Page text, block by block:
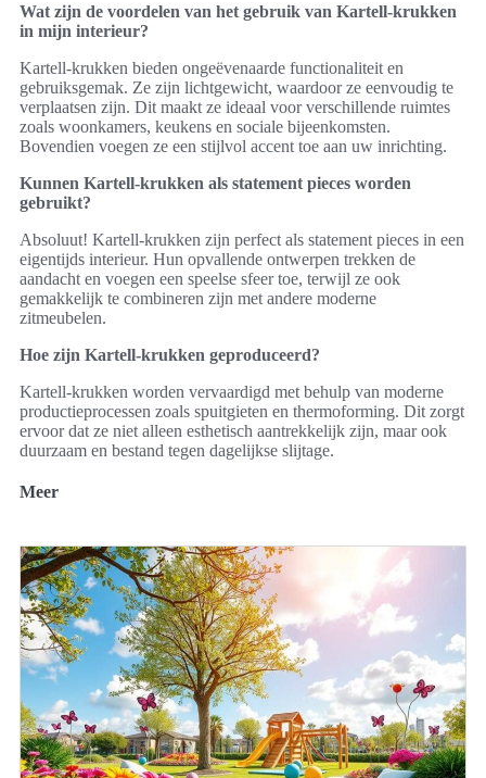
Wat zijn de voordelen van het gebruik van Kartell-krukken
in mijn interieur?
Kartell-krukken bieden ongeëvenaarde functionaliteit en
gebruiksgemak. Ze zijn lichtgewicht, waardoor ze eenvoudig te
verplaatsen zijn. Dit maakt ze ideaal voor verschillende ruimtes
zoals woonkamers, keukens en sociale bijeenkomsten.
Bovendien voegen ze een stijlvol accent toe aan uw inrichting.
Kunnen Kartell-krukken als statement pieces worden
gebruikt?
Absoluut! Kartell-krukken zijn perfect als statement pieces in een
eigentijds interieur. Hun opvallende ontwerpen trekken de
aandacht en voegen een speelse sfeer toe, terwijl ze ook
gemakkelijk te combineren zijn met andere moderne
zitmeubelen.
Hoe zijn Kartell-krukken geproduceerd?
Kartell-krukken worden vervaardigd met behulp van moderne
productieprocessen zoals spuitgieten en thermoforming. Dit zorgt
ervoor dat ze niet alleen esthetisch aantrekkelijk zijn, maar ook
duurzaam en bestand tegen dagelijkse slijtage.
Meer